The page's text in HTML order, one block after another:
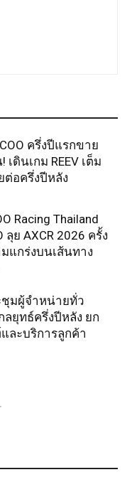
ครึ่งปีแรกขาย
ดินเกม REEV เต็ม
ต่อครึ่งปีหลัง
Racing Thailand
ลุย AXCR 2026 ครั้ง
แกร่งบนเส้นทาง
มผู้จำหน่ายทั่ว
ลยุทธ์ครึ่งปีหลัง ยก
ะบริการลูกค้า